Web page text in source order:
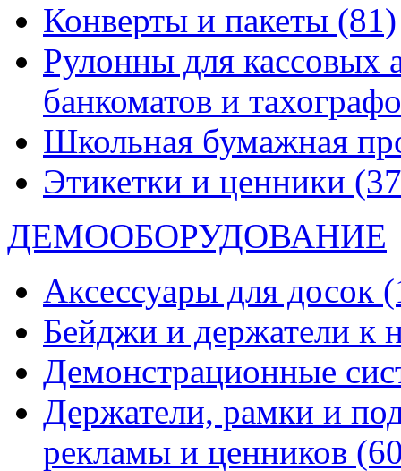
Конверты и пакеты (81)
Рулонны для кассовых
банкоматов и
Школьная бумажная
Этикетки и ценники
ДЕМООБОРУДОВАНИЕ
Аксессуары для досок
Бейджи и держатели к
Демонстрационные
Держатели, рамки и
рекламы и ценников